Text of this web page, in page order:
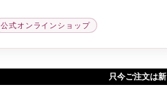
只今ご注文は
公式オンラインショップ